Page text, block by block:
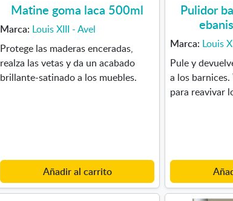
Matine goma laca 500ml
Marca: Louis XIII - Avel
Protege las maderas enceradas,
realza las vetas y da un acabado
brillante-satinado a los muebles.
Añadir al carrito
Pulidor
Marca: Louis
Pule y
a los
para reavivar